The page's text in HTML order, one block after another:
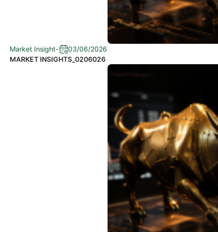
Market Insight-
03/06/2026
MARKET INSIGHTS_0206026